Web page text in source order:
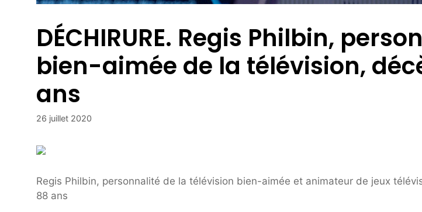
DÉCHIRURE. Regis Philbin,
bien-aimée de la télévision,
ans
26 juillet 2020
Regis Philbin, personnalité de la télévision bien-aimée et animateur de jeux
88 ans